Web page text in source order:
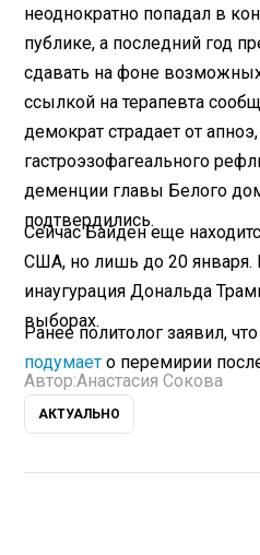
неоднократно попадал в
публике, а последний год
сдавать на фоне
ссылкой на терапевта
демократ страдает от
гастроэзофагеального
деменции главы Белого
подтвердились.
Сейчас Байден еще
США, но лишь до 20 января.
инаугурация Дональда
выборах.
Ранее политолог заявил,
подумаето перемирии
Автор:Анастасия Сокова
АКТУАЛЬНО